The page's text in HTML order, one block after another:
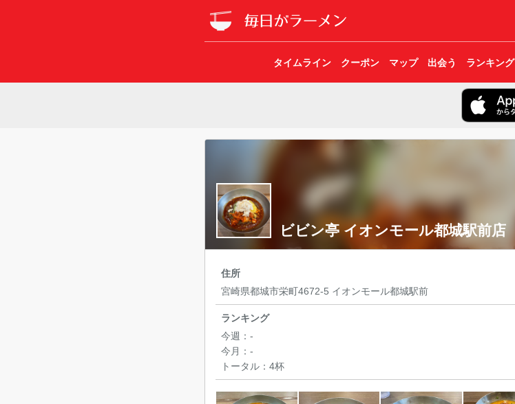
タイムライン クーポン マップ 出会う ランキング
ビビン亭 イオンモール都城駅前店
住所
宮崎県都城市栄町4672-5 イオンモール都城駅前
ランキング
今週： -
今月： -
トータル： 4杯